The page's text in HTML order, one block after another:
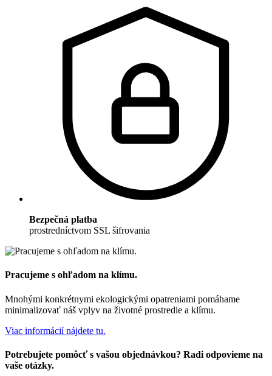
Bezpečná platba
prostredníctvom SSL šifrovania
Pracujeme s ohľadom na klímu.
Mnohými konkrétnymi ekologickými opatreniami pomáhame
minimalizovať náš vplyv na životné prostredie a klímu.
Viac informácií nájdete tu.
Potrebujete pomôcť s vašou objednávkou? Radi odpovieme na
vaše otázky.